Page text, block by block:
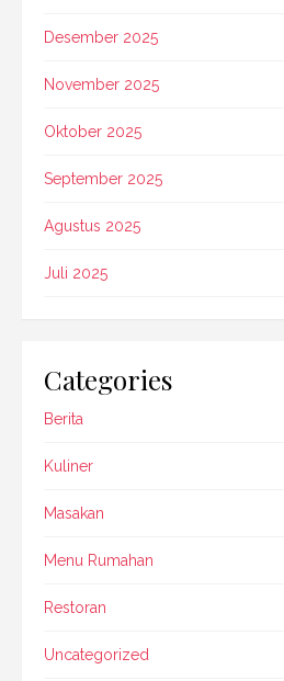
Desember 2025
November 2025
Oktober 2025
September 2025
Agustus 2025
Juli 2025
Categories
Berita
Kuliner
Masakan
Menu Rumahan
Restoran
Uncategorized